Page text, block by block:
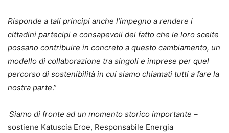
Risponde a tali principi anche l’impegno a rendere i
cittadini partecipi e consapevoli del fatto che le loro scelte
possano contribuire in concreto a questo cambiamento, un
modello di collaborazione tra singoli e imprese per quel
percorso di sostenibilità in cui siamo chiamati tutti a fare la
nostra parte.”
Siamo di fronte ad un momento storico importante –
sostiene Katuscia Eroe, Responsabile Energia